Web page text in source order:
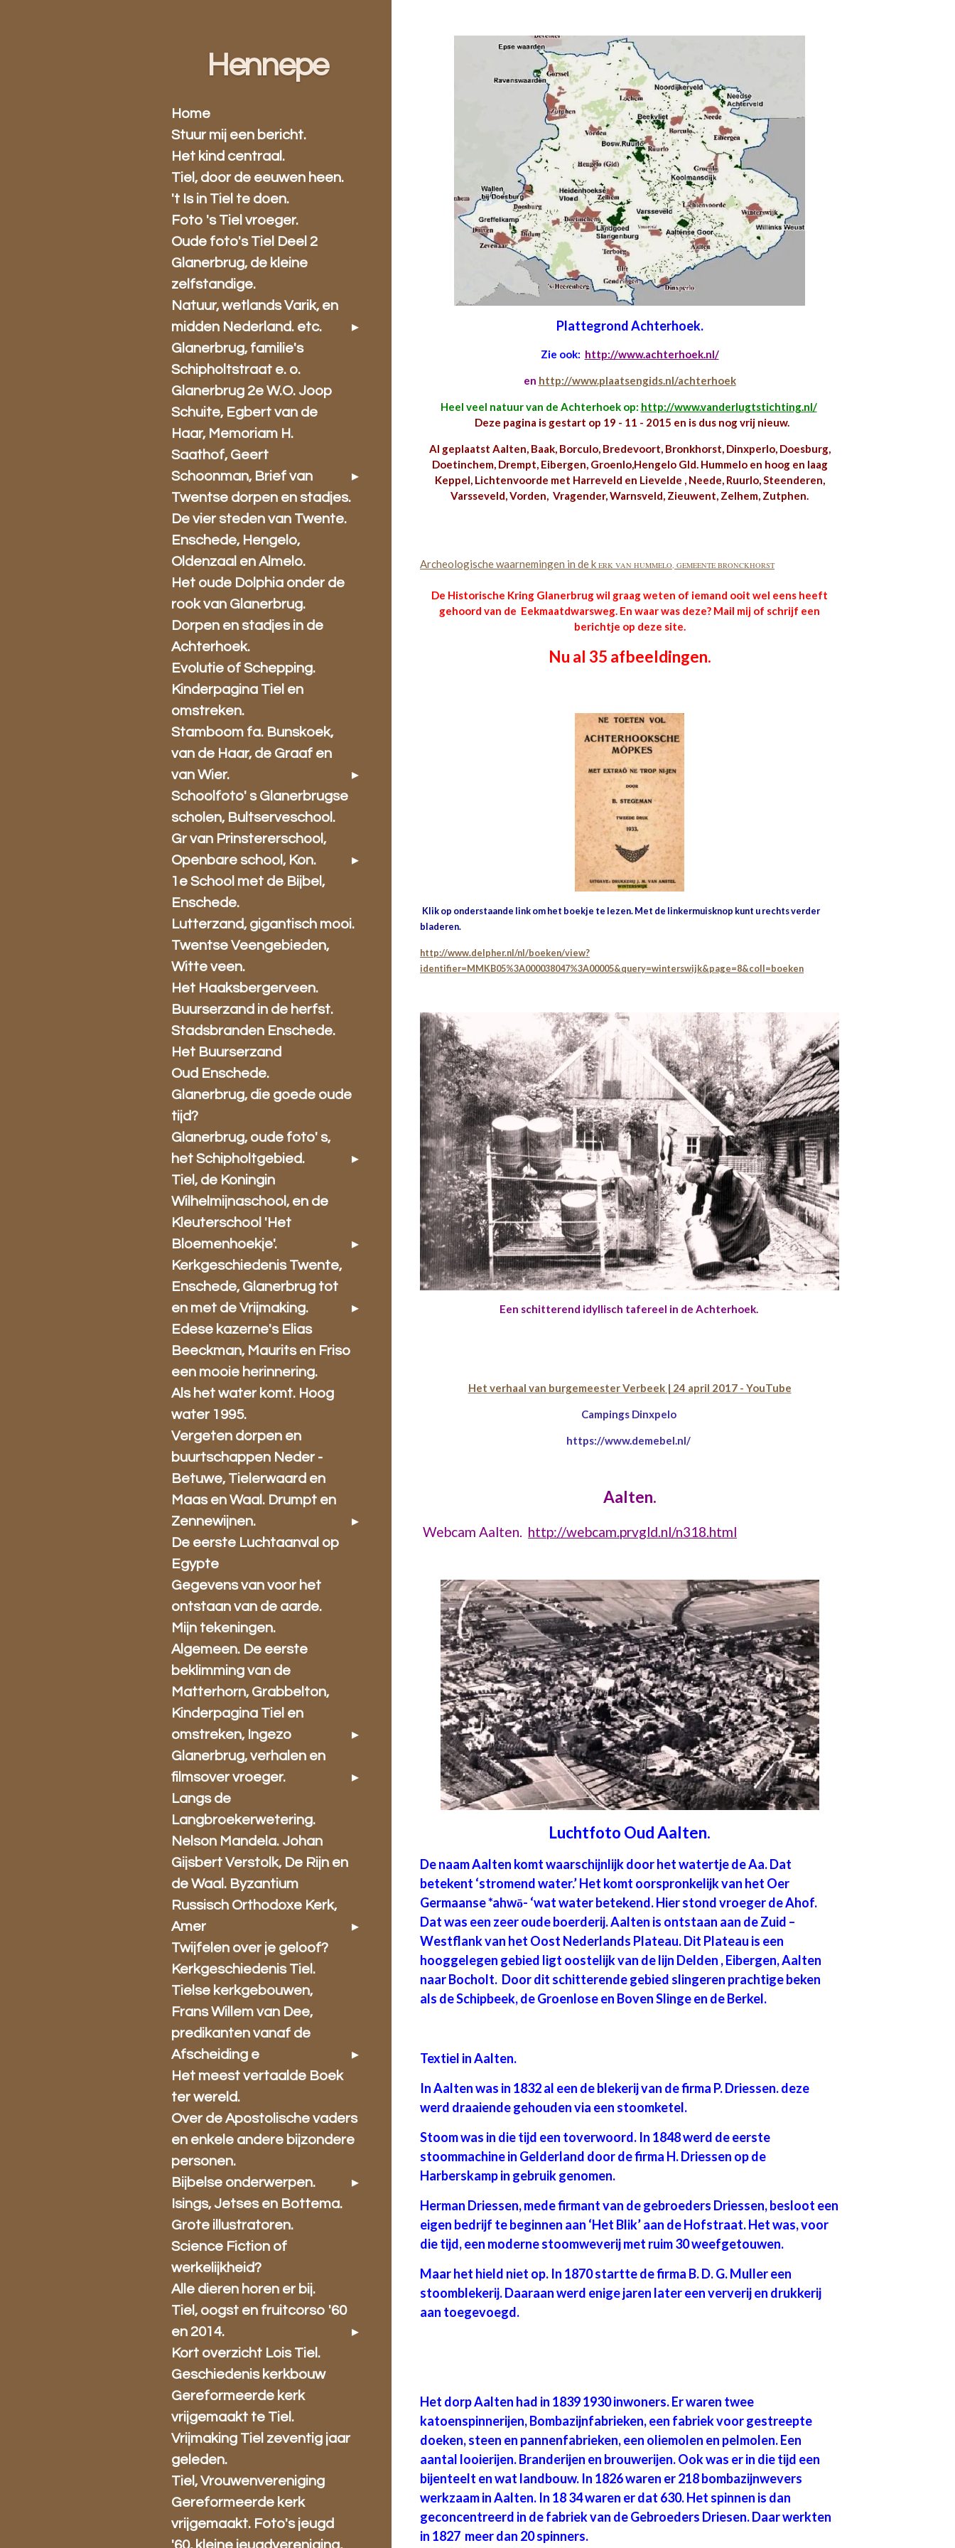
Plattegrond Achterhoek.
Zie ook: http://www.achterhoek.nl/
en http://www.plaatsengids.nl/achterhoek
Heel veel natuur van de Achterhoek op: http://www.vanderlugtstichting.nl/
Deze pagina is gestart op 19 - 11 - 2015 en is dus nog vrij nieuw.
Al geplaatst Aalten, Baak, Borculo, Bredevoort, Bronkhorst, Dinxperlo, Doesburg,
Doetinchem, Drempt, Eibergen, Groenlo,Hengelo Gld. Hummelo en hoog en laag
Keppel, Lichtenvoorde met Harreveld en Lievelde , Neede, Ruurlo, Steenderen,
Varsseveld, Vorden, Vragender, Warnsveld, Zieuwent, Zelhem, Zutphen.
Archeologische waarnemingen in de kERK VAN HUMMELO, GEMEENTE BRONCKHORST
De Historische Kring Glanerbrug wil graag weten of iemand ooit wel eens heeft
gehoord van de Eekmaatdwarsweg. En waar was deze? Mail mij of schrijf een
berichtje op deze site.
Nu al 35 afbeeldingen.
Klik op onderstaande link om het boekje te lezen. Met de linkermuisknop kunt u rechts verder
bladeren.
http://www.delpher.nl/nl/boeken/view?
identifier=MMKB05%3A000038047%3A00005&query=winterswijk&page=8&coll=boeken
Een schitterend idyllisch tafereel in de Achterhoek.
Het verhaal van burgemeester Verbeek | 24 april 2017 - YouTube
Campings Dinxpelo
https://www.demebel.nl/
Aalten.
Webcam Aalten. http://webcam.prvgld.nl/n318.html
Luchtfoto Oud Aalten.
De naam Aalten komt waarschijnlijk door het watertje de Aa. Dat
betekent ‘stromend water.’ Het komt oorspronkelijk van het Oer
Germaanse *ahwō- ‘wat water betekend. Hier stond vroeger de Ahof.
Dat was een zeer oude boerderij. Aalten is ontstaan aan de Zuid –
Westflank van het Oost Nederlands Plateau. Dit Plateau is een
hooggelegen gebied ligt oostelijk van de lijn Delden , Eibergen, Aalten
naar Bocholt. Door dit schitterende gebied slingeren prachtige beken
als de Schipbeek, de Groenlose en Boven Slinge en de Berkel.
Textiel in Aalten.
In Aalten was in 1832 al een de blekerij van de firma P. Driessen. deze
werd draaiende gehouden via een stoomketel.
Stoom was in die tijd een toverwoord. In 1848 werd de eerste
stoommachine in Gelderland door de firma H. Driessen op de
Harberskamp in gebruik genomen.
Herman Driessen, mede firmant van de gebroeders Driessen, besloot een
eigen bedrijf te beginnen aan ‘Het Blik’ aan de Hofstraat. Het was, voor
die tijd, een moderne stoomweverij met ruim 30 weefgetouwen.
Maar het hield niet op. In 1870 startte de firma B. D. G. Muller een
stoomblekerij. Daaraan werd enige jaren later een ververij en drukkerij
aan toegevoegd.
Het dorp Aalten had in 1839 1930 inwoners. Er waren twee
katoenspinnerijen, Bombazijnfabrieken, een fabriek voor gestreepte
doeken, steen en pannenfabrieken, een oliemolen en pelmolen. Een
aantal looierijen. Branderijen en brouwerijen. Ook was er in die tijd een
bijenteelt en wat landbouw. In 1826 waren er 218 bombazijnwevers
werkzaam in Aalten. In 18 34 waren er dat 630. Het spinnen is dan
geconcentreerd in de fabriek van de Gebroeders Driesen. Daar werkten
in 1827 meer dan 20 spinners.
Hennepe
Home
Stuur mij een bericht.
Het kind centraal.
Tiel, door de eeuwen heen.
't Is in Tiel te doen.
Foto 's Tiel vroeger.
Oude foto's Tiel Deel 2
Glanerbrug, de kleine
zelfstandige.
Natuur, wetlands Varik, en
midden Nederland. etc.
Glanerbrug, familie's
Schipholtstraat e. o.
Glanerbrug 2e W.O. Joop
Schuite, Egbert van de
Haar, Memoriam H.
Saathof, Geert
Schoonman, Brief van
Twentse dorpen en stadjes.
De vier steden van Twente.
Enschede, Hengelo,
Oldenzaal en Almelo.
Het oude Dolphia onder de
rook van Glanerbrug.
Dorpen en stadjes in de
Achterhoek.
Evolutie of Schepping.
Kinderpagina Tiel en
omstreken.
Stamboom fa. Bunskoek,
van de Haar, de Graaf en
van Wier.
Schoolfoto' s Glanerbrugse
scholen, Bultserveschool.
Gr van Prinstererschool,
Openbare school, Kon.
1e School met de Bijbel,
Enschede.
Lutterzand, gigantisch mooi.
Twentse Veengebieden,
Witte veen.
Het Haaksbergerveen.
Buurserzand in de herfst.
Stadsbranden Enschede.
Het Buurserzand
Oud Enschede.
Glanerbrug, die goede oude
tijd?
Glanerbrug, oude foto' s,
het Schipholtgebied.
Tiel, de Koningin
Wilhelmijnaschool, en de
Kleuterschool 'Het
Bloemenhoekje'.
Kerkgeschiedenis Twente,
Enschede, Glanerbrug tot
en met de Vrijmaking.
Edese kazerne's Elias
Beeckman, Maurits en Friso
een mooie herinnering.
Als het water komt. Hoog
water 1995.
Vergeten dorpen en
buurtschappen Neder -
Betuwe, Tielerwaard en
Maas en Waal. Drumpt en
Zennewijnen.
De eerste Luchtaanval op
Egypte
Gegevens van voor het
ontstaan van de aarde.
Mijn tekeningen.
Algemeen. De eerste
beklimming van de
Matterhorn, Grabbelton,
Kinderpagina Tiel en
omstreken, Ingezo
Glanerbrug, verhalen en
filmsover vroeger.
Langs de
Langbroekerwetering.
Nelson Mandela. Johan
Gijsbert Verstolk, De Rijn en
de Waal. Byzantium
Russisch Orthodoxe Kerk,
Amer
Twijfelen over je geloof?
Kerkgeschiedenis Tiel.
Tielse kerkgebouwen,
Frans Willem van Dee,
predikanten vanaf de
Afscheiding e
Het meest vertaalde Boek
ter wereld.
Over de Apostolische vaders
en enkele andere bijzondere
personen.
Bijbelse onderwerpen.
Isings, Jetses en Bottema.
Grote illustratoren.
Science Fiction of
werkelijkheid?
Alle dieren horen er bij.
Tiel, oogst en fruitcorso '60
en 2014.
Kort overzicht Lois Tiel.
Geschiedenis kerkbouw
Gereformeerde kerk
vrijgemaakt te Tiel.
Vrijmaking Tiel zeventig jaar
geleden.
Tiel, Vrouwenvereniging
Gereformeerde kerk
vrijgemaakt. Foto's jeugd
'60, kleine jeugdvereniging,